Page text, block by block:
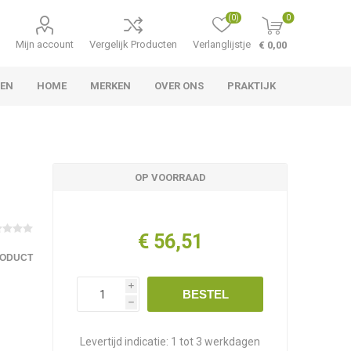
Mijn account Vergelijk Producten Verlanglijstje
(0) 0
€ 0,00
HOME MERKEN OVER ONS PRAKTIJK
OP VOORRAAD
€ 56,51
i
h
BESTEL
Levertijd indicatie: 1 tot 3 werkdagen